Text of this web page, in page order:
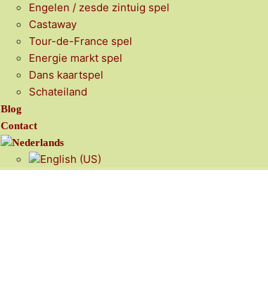
Engelen / zesde zintuig spel
Castaway
Tour-de-France spel
Energie markt spel
Dans kaartspel
Schateiland
Blog
Contact